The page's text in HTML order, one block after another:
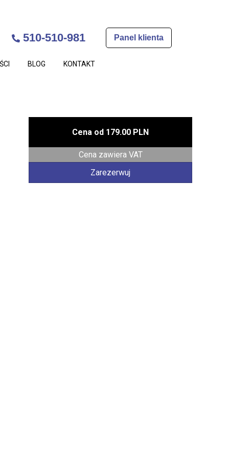
510-510-981 Panel klienta
BLOG KONTAKT
Cena od 179.00 PLN
Cena zawiera VAT
Zarezerwuj